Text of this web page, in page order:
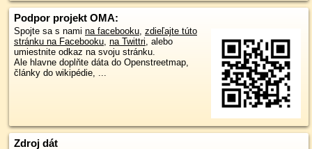
Podpor projekt OMA:
Spojte sa s nami na facebooku, zdieľajte túto
stránku na Facebooku, na Twittri, alebo
umiestnite odkaz na svoju stránku.
Ale hlavne doplňte dáta do Openstreetmap,
články do wikipédie, ...
Zdroj dát